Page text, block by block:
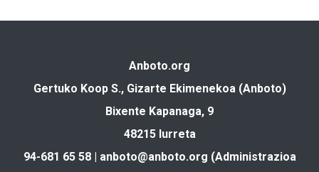
Anboto.org
Gertuko Koop S., Gizarte Ekimenekoa (Anboto)
Bixente Kapanaga, 9
48215 Iurreta
94-681 65 58 | anboto@anboto.org (Administrazioa